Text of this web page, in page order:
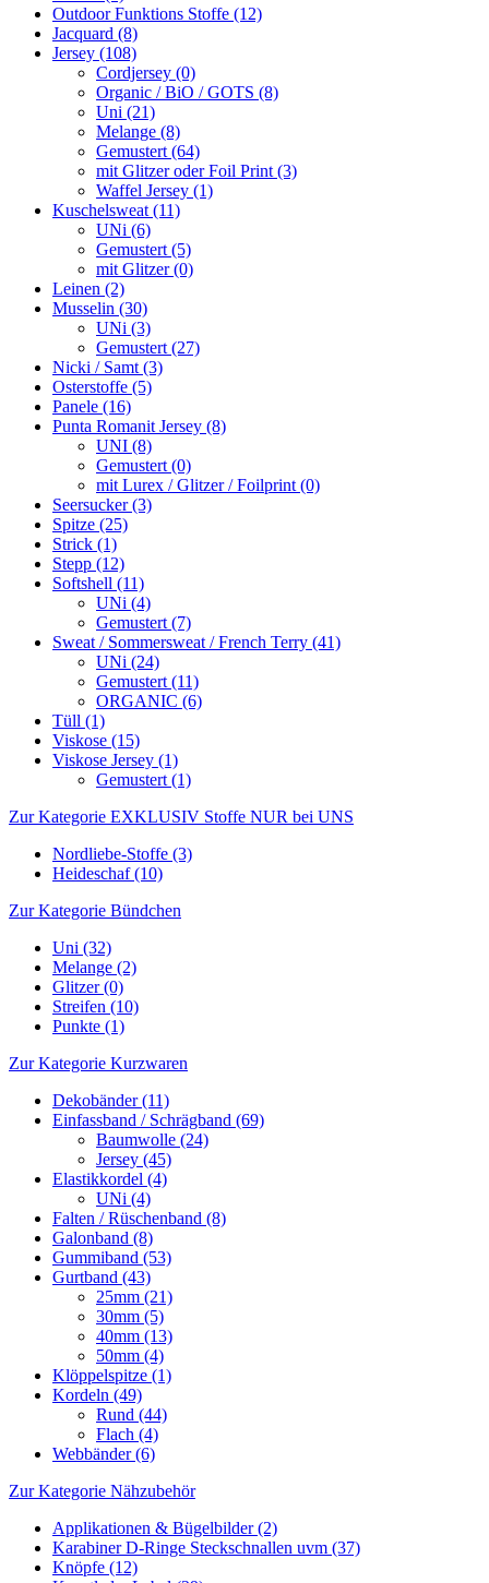
Outdoor Funktions Stoffe (12)
Jacquard (8)
Jersey (108)
Cordjersey (0)
Organic / BiO / GOTS (8)
Uni (21)
Melange (8)
Gemustert (64)
mit Glitzer oder Foil Print (3)
Waffel Jersey (1)
Kuschelsweat (11)
UNi (6)
Gemustert (5)
mit Glitzer (0)
Leinen (2)
Musselin (30)
UNi (3)
Gemustert (27)
Nicki / Samt (3)
Osterstoffe (5)
Panele (16)
Punta Romanit Jersey (8)
UNI (8)
Gemustert (0)
mit Lurex / Glitzer / Foilprint (0)
Seersucker (3)
Spitze (25)
Strick (1)
Stepp (12)
Softshell (11)
UNi (4)
Gemustert (7)
Sweat / Sommersweat / French Terry (41)
UNi (24)
Gemustert (11)
ORGANIC (6)
Tüll (1)
Viskose (15)
Viskose Jersey (1)
Gemustert (1)
Zur Kategorie EXKLUSIV Stoffe NUR bei UNS
Nordliebe-Stoffe (3)
Heideschaf (10)
Zur Kategorie Bündchen
Uni (32)
Melange (2)
Glitzer (0)
Streifen (10)
Punkte (1)
Zur Kategorie Kurzwaren
Dekobänder (11)
Einfassband / Schrägband (69)
Baumwolle (24)
Jersey (45)
Elastikkordel (4)
UNi (4)
Falten / Rüschenband (8)
Galonband (8)
Gummiband (53)
Gurtband (43)
25mm (21)
30mm (5)
40mm (13)
50mm (4)
Klöppelspitze (1)
Kordeln (49)
Rund (44)
Flach (4)
Webbänder (6)
Zur Kategorie Nähzubehör
Applikationen & Bügelbilder (2)
Karabiner D-Ringe Steckschnallen uvm (37)
Knöpfe (12)